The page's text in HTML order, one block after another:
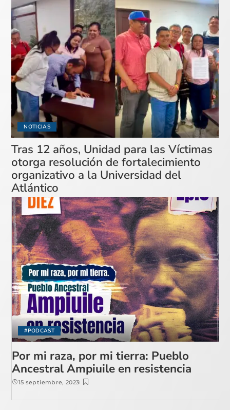
NOTICIAS
Tras 12 años, Unidad para las Víctimas
otorga resolución de fortalecimiento
organizativo a la Universidad del
Atlántico
#PODCAST
Por mi raza, por mi tierra: Pueblo
Ancestral Ampiuile en resistencia
15 septiembre, 2023